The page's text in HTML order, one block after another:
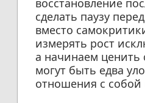
восстановление
сделать паузу
вместо
измерять рост
а начинаем ценить
могут быть едва
отношения с